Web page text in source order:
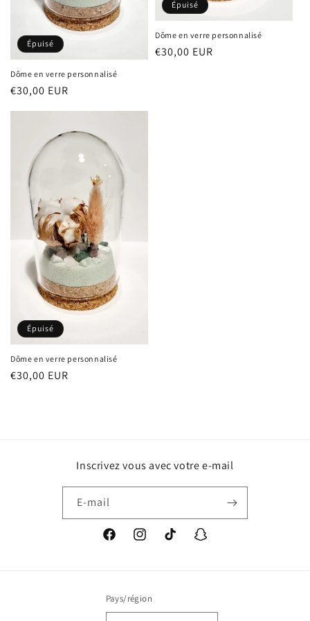
Épuisé
Dôme en verre personnalisé
Prix
€30,00 EUR
Épuisé
Dôme en verre personnalisé
Prix
€30,00 EUR
Épuisé
Dôme en verre personnalisé
Prix
€30,00 EUR
Inscrivez vous avec votre e-mail
E-mail
FacebookInstagramTikTok Snapchat
Pays/région